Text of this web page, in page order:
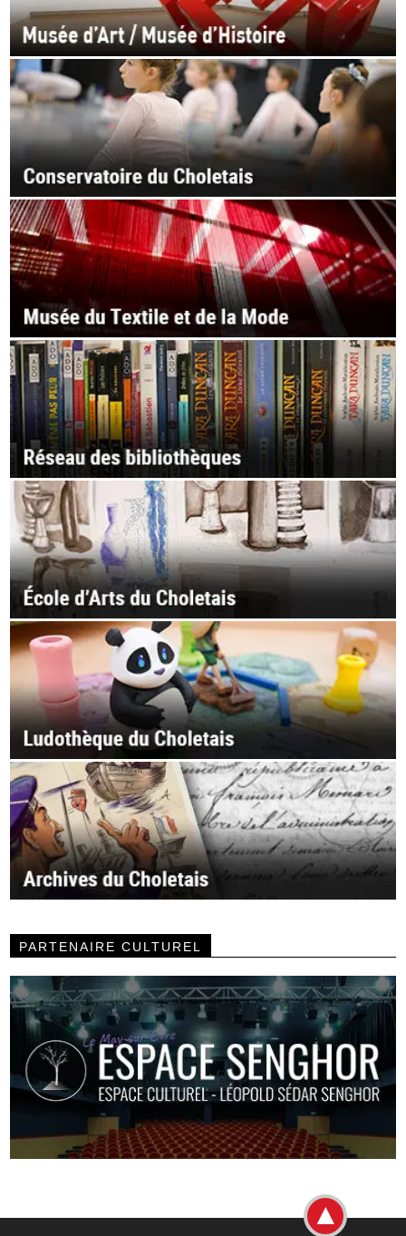
PARTENAIRE CULTUREL